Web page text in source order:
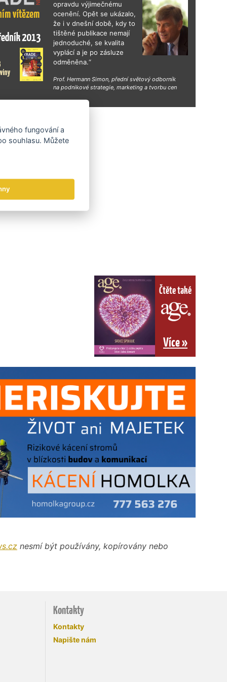
opravdu výjimečnému
ocenění. Opět se ukázalo,
že i v dnešní době, kdy to
tištěné publikace nemají
jednoduché, se kvalita
vyplácí a je po zásluze
odměněna.“
Prof. Hermann Simon, přední světový odborník
na podnikové strategie, marketing a tvorbu cen
Čtěte také
Více »
nesmí být používány, kopírovány nebo
Kontakty
Kontakty
Napište nám
fungování a
souhlasu. Můžete